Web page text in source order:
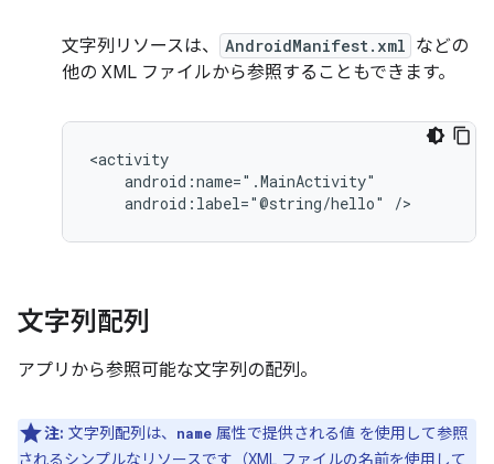
文字列リソースは、 AndroidManifest.xml などの
他の XML ファイルから参照することもできます。
android:label="@string/hello"
/>
文字列配列
アプリから参照可能な文字列の配列。
注: 文字列配列は、 name 属性で提供される値 を使用して参照
されるシンプルなリソースです（XML ファイルの名前を使用して